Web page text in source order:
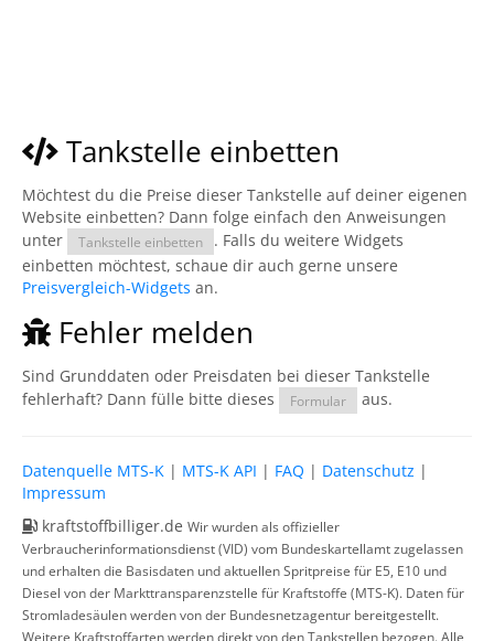
Tankstelle einbetten
Möchtest du die Preise dieser Tankstelle auf deiner eigenen
Website einbetten? Dann folge einfach den Anweisungen
unter
Tankstelle einbetten
. Falls du weitere Widgets
einbetten möchtest, schaue dir auch gerne unsere
Preisvergleich-Widgets an.
Fehler melden
Sind Grunddaten oder Preisdaten bei dieser Tankstelle
fehlerhaft? Dann fülle bitte dieses
Formular aus.
Datenquelle MTS-K | MTS-K API | FAQ | Datenschutz |
Impressum
kraftstoffbilliger.de Wir wurden als offizieller
Verbraucherinformationsdienst (VID) vom Bundeskartellamt zugelassen
und erhalten die Basisdaten und aktuellen Spritpreise für E5, E10 und
Diesel von der Markttransparenzstelle für Kraftstoffe (MTS-K). Daten für
Stromladesäulen werden von der Bundesnetzagentur bereitgestellt.
Weitere Kraftstoffarten werden direkt von den Tankstellen bezogen. Alle